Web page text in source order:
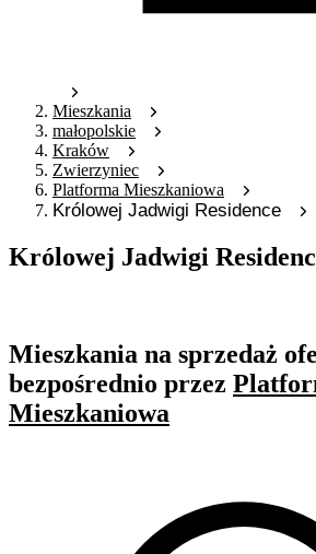
Mieszkania
małopolskie
Kraków
Zwierzyniec
Platforma Mieszkaniowa
Królowej Jadwigi Residence
Królowej Jadwigi
Mieszkania na sprzedaż
bezpośrednio przez
Mieszkaniowa